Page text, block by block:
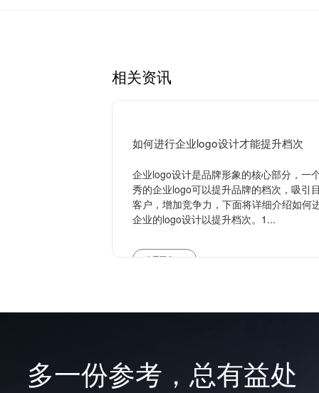
相关资讯
如何进行企业logo设计才能提升档次
企业logo设计是品牌形象的核心部分，一
秀的企业logo可以提升品牌的档次，吸引
客户，增加竞争力，下面将详细介绍如何
企业的logo设计以提升档次。1...
查看更多
多一份参考，总有益处